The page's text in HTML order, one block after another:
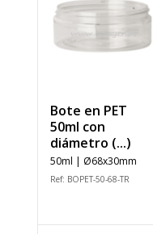
Bote en PET
50ml con
diámetro (...)
50ml | Ø68x30mm
Ref: BOPET-50-68-TR